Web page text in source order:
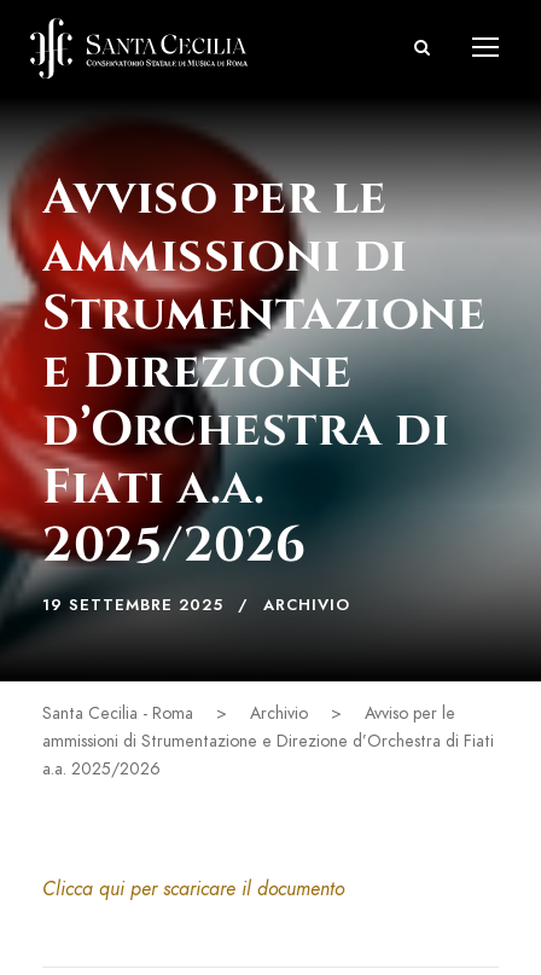
Avviso per le
ammissioni di
Strumentazione
e Direzione
d’Orchestra di
Fiati a.a.
2025/2026
19 SETTEMBRE 2025 ARCHIVIO
Santa Cecilia - Roma > Archivio >
Avviso per le
ammissioni di Strumentazione e Direzione d’Orchestra di Fiati
a.a. 2025/2026
Clicca qui per scaricare il documento